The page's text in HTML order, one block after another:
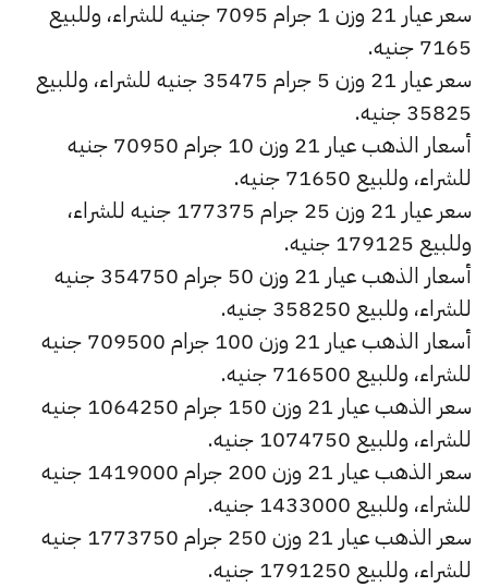
سعر عيار 21 وزن 1 جرام 7095 جنيه للشراء، وللبيع
7165 جنيه.
سعر عيار 21 وزن 5 جرام 35475 جنيه للشراء، وللبيع
35825 جنيه.
أسعار الذهب عيار 21 وزن 10 جرام 70950 جنيه
للشراء، وللبيع 71650 جنيه.
سعر عيار 21 وزن 25 جرام 177375 جنيه للشراء،
وللبيع 179125 جنيه.
أسعار الذهب عيار 21 وزن 50 جرام 354750 جنيه
للشراء، وللبيع 358250 جنيه.
أسعار الذهب عيار 21 وزن 100 جرام 709500 جنيه
للشراء، وللبيع 716500 جنيه.
سعر الذهب عيار 21 وزن 150 جرام 1064250 جنيه
للشراء، وللبيع 1074750 جنيه.
سعر الذهب عيار 21 وزن 200 جرام 1419000 جنيه
للشراء، وللبيع 1433000 جنيه.
سعر الذهب عيار 21 وزن 250 جرام 1773750 جنيه
للشراء، وللبيع 1791250 جنيه.